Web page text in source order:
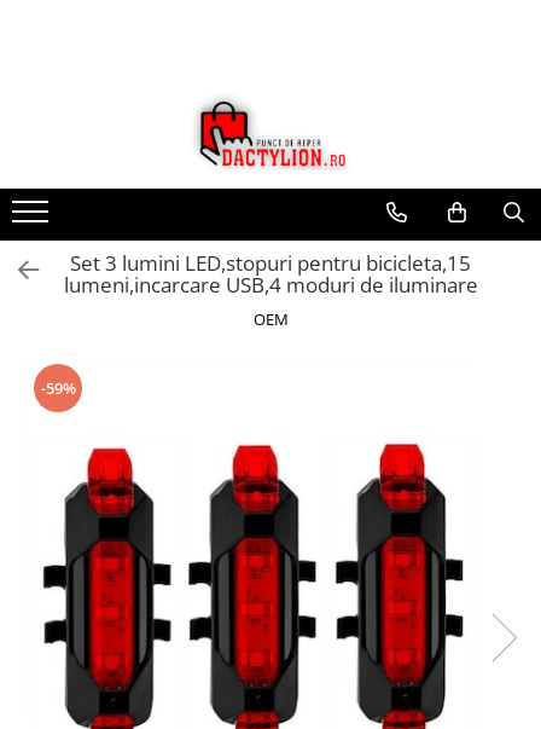
Set 3 lumini LED,stopuri pentru bicicleta,15
lumeni,incarcare USB,4 moduri de iluminare
OEM
-59%